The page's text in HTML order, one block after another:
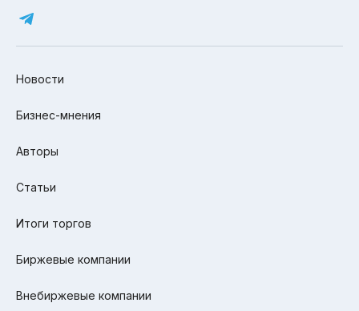
Новости
Бизнес-мнения
Авторы
Статьи
Итоги торгов
Биржевые компании
Внебиржевые компании